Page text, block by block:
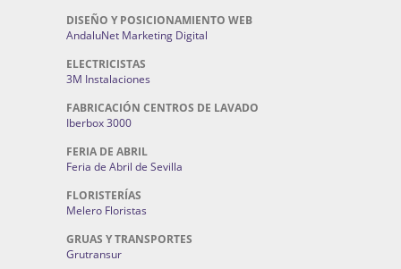
DISEÑO Y POSICIONAMIENTO WEB
AndaluNet Marketing Digital
ELECTRICISTAS
3M Instalaciones
FABRICACIÓN CENTROS DE LAVADO
Iberbox 3000
FERIA DE ABRIL
Feria de Abril de Sevilla
FLORISTERÍAS
Melero Floristas
GRUAS Y TRANSPORTES
Grutransur